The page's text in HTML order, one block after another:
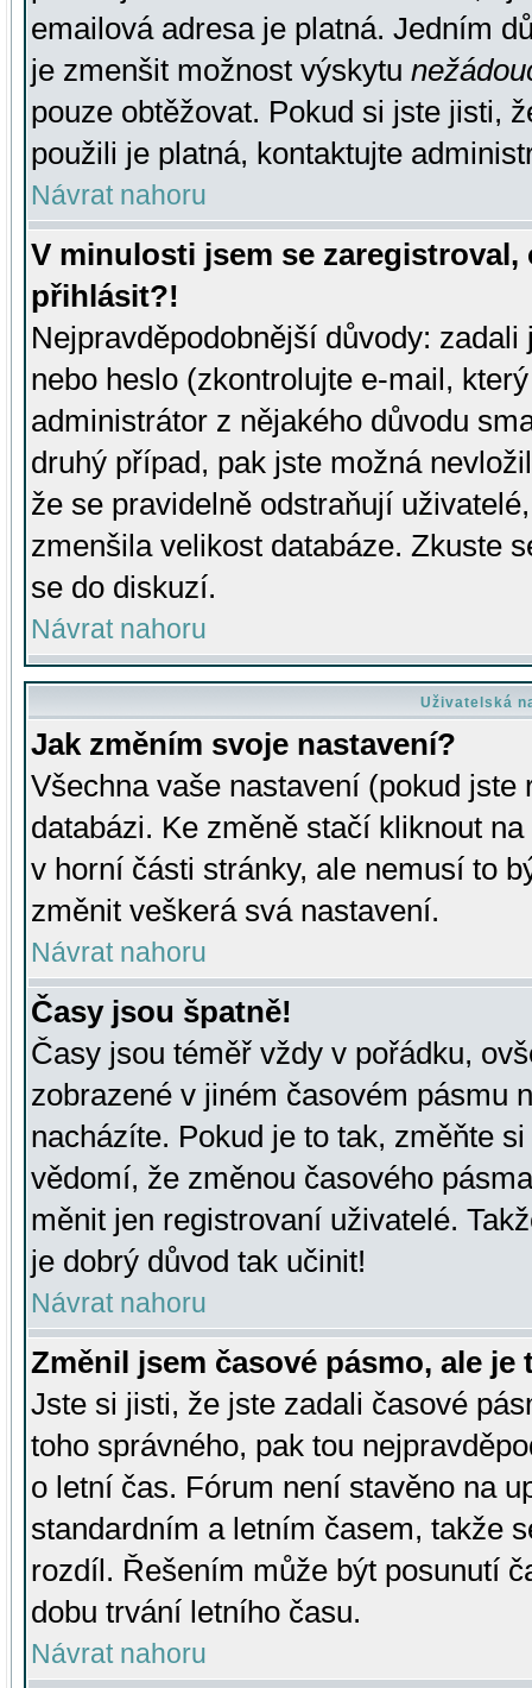
emailová adresa je platná. Jedním
je zmenšit možnost výskytu
pouze obtěžovat. Pokud si jste jisti,
použili je platná, kontaktujte
Návrat nahoru
V minulosti jsem se
přihlásit?!
Nejpravděpodobnější důvody:
nebo heslo (zkontrolujte e-mail,
administrátor z nějakého důvodu
druhý případ, pak jste možná
že se pravidelně odstraňují
zmenšila velikost databáze. Zkuste
se do diskuzí.
Návrat nahoru
Uživatelská
Jak změním svoje nastavení?
Všechna vaše nastavení (pokud
databázi. Ke změně stačí kliknout
v horní části stránky, ale nemusí to
změnit veškerá svá nastavení.
Návrat nahoru
Časy jsou špatně!
Časy jsou téměř vždy v pořádku,
zobrazené v jiném časovém pásmu
nacházíte. Pokud je to tak, změňte
vědomí, že změnou časového
měnit jen registrovaní uživatelé.
je dobrý důvod tak učinit!
Návrat nahoru
Změnil jsem časové pásmo, ale je
Jste si jisti, že jste zadali časové
toho správného, pak tou
o letní čas. Fórum není stavěno na
standardním a letním časem, takže
rozdíl. Řešením může být posunutí
dobu trvání letního času.
Návrat nahoru